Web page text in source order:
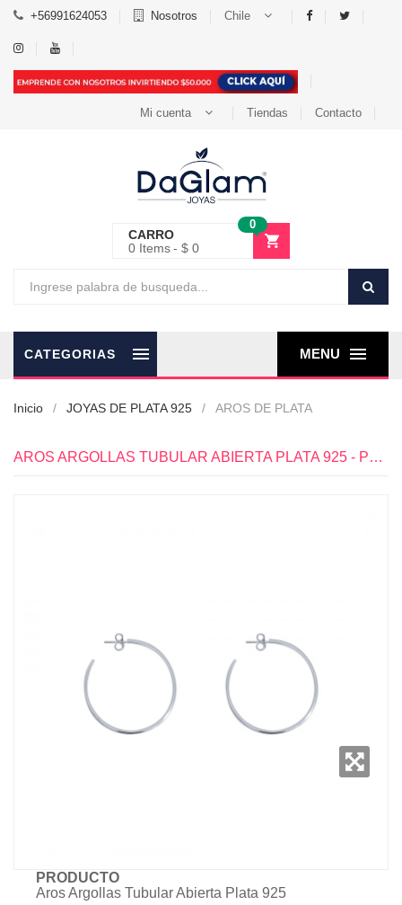
+56991624053 Nosotros Chile
Mi cuenta Tiendas Contacto
CARRO
0
0 Items $ 0
MENU
CATEGORIAS
Inicio JOYAS DE PLATA 925 AROS DE PLATA
AROS ARGOLLAS TUBULAR ABIERTA PLATA 925 - PR6230
PRODUCTO
Aros Argollas Tubular Abierta Plata 925